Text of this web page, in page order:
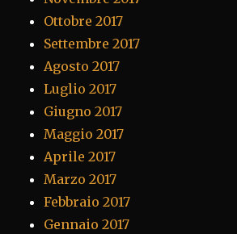
Ottobre 2017
Settembre 2017
Agosto 2017
Luglio 2017
Giugno 2017
Maggio 2017
Aprile 2017
Marzo 2017
Febbraio 2017
Gennaio 2017